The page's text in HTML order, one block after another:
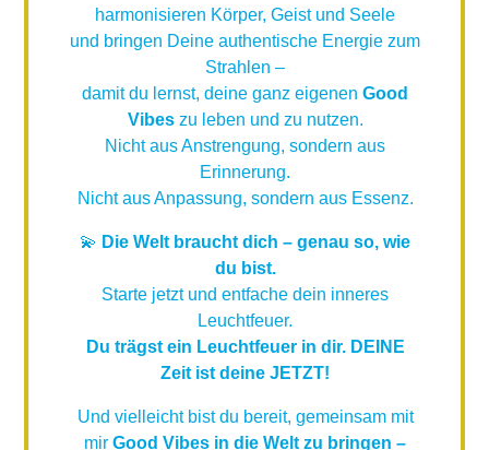
harmonisieren Körper, Geist und Seele
und bringen Deine authentische Energie zum
Strahlen –
damit du lernst, deine ganz eigenen Good
Vibeszu leben und zu nutzen.
Nicht aus Anstrengung, sondern aus
Erinnerung.
Nicht aus Anpassung, sondern aus Essenz.
💫 Die Welt braucht dich – genau so, wie
du bist.
Starte jetzt und entfache dein inneres
Leuchtfeuer.
Du trägst ein Leuchtfeuer in dir. DEINE
Zeit ist deine JETZT!
Und vielleicht bist du bereit, gemeinsam mit
mir Good Vibes in die Welt zu bringen –